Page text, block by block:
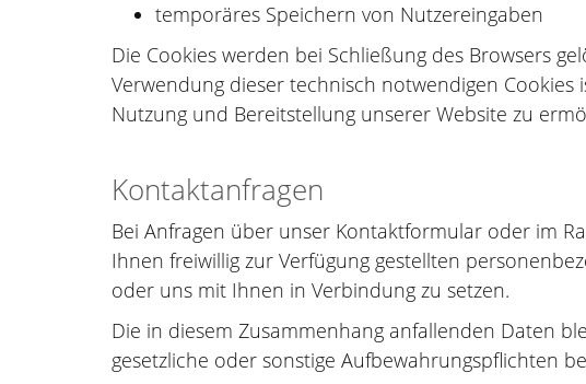
temporäres Speichern von Nutzereingaben
Die Cookies werden bei Schließung des Browsers
Verwendung dieser technisch notwendigen Cookies
Nutzung und Bereitstellung unserer Website zu
Kontaktanfragen
Bei Anfragen über unser Kontaktformular oder im
Ihnen freiwillig zur Verfügung gestellten
oder uns mit Ihnen in Verbindung zu setzen.
Die in diesem Zusammenhang anfallenden Daten
gesetzliche oder sonstige Aufbewahrungspflichten